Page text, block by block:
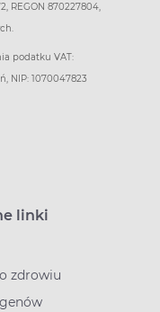
REGON 870227804,
podatku VAT:
NIP: 1070047823
linki
zdrowiu